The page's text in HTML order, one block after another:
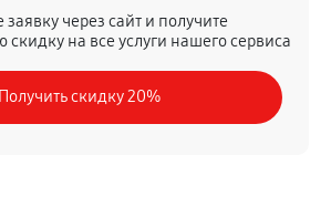
50 минут
питания
40 минут
заявку через сайт и получите
на все услуги нашего сервиса
Получить скидку 20%